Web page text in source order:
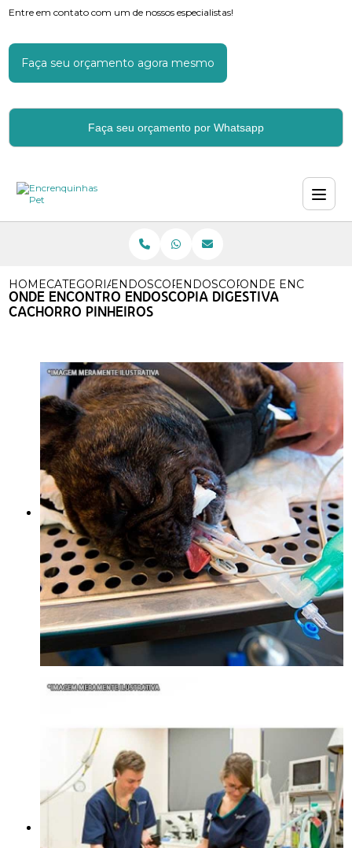
Entre em contato com um de nossos especialistas!
Faça seu orçamento agora mesmo
Faça seu orçamento por Whatsapp
HOMECATEGORIASENDOSCOPIA PARA CACHORROS
ENDOSCOPIA DIGESTIVA
ONDE ENCONTRO
ONDE ENCONTRO ENDOSCOPIA DIGESTIVA
CACHORRO PINHEIROS